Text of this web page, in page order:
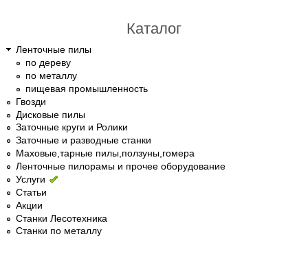
Каталог
Ленточные пилы
по дереву
по металлу
пищевая промышленность
Гвозди
Дисковые пилы
Заточные круги и Ролики
Заточные и разводные станки
Маховые,тарные пилы,ползуны,гомера
Ленточные пилорамы и прочее оборудование
Услуги
Статьи
Акции
Станки Лесотехника
Станки по металлу